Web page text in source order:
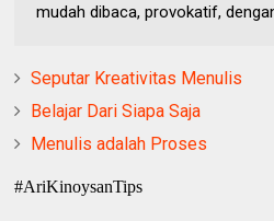
mudah dibaca, provokatif,
Seputar Kreativitas Menulis
Belajar Dari Siapa Saja
Menulis adalah Proses
#AriKinoysanTips